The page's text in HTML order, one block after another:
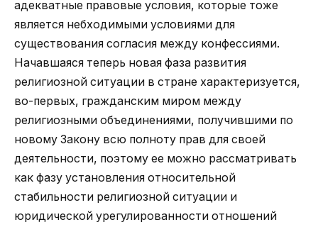
адекватные правовые условия, которые тоже
является небходимыми условиями для
существования согласия между конфессиями.
Начавшаяся теперь новая фаза развития
религиозной ситуации в стране характеризуется,
во-первых, гражданским миром между
религиозными объединениями, получившими по
новому Закону всю полноту прав для своей
деятельности, поэтому ее можно рассматривать
как фазу установления относительной
стабильности религиозной ситуации и
юридической урегулированности отношений